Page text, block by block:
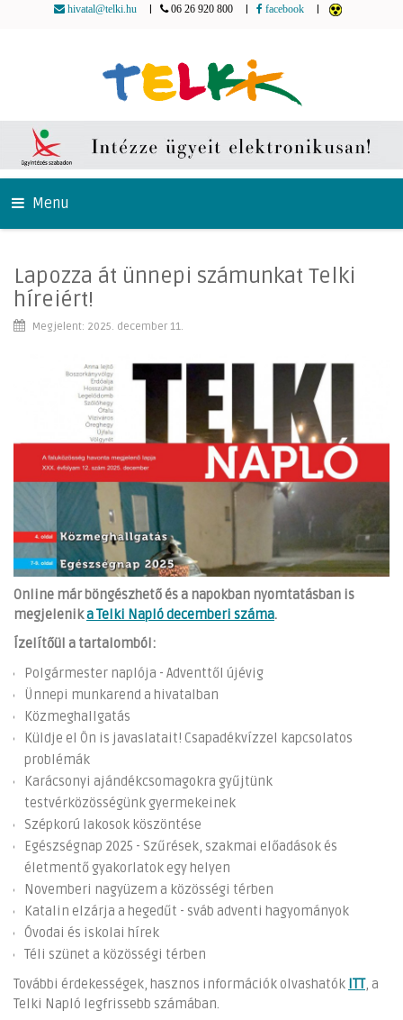
hivatal@telki.hu 06 26 920 800 facebook
Menu
Lapozza át ünnepi számunkat Telki
híreiért!
Megjelent: 2025. december 11.
Online már böngészhető és a napokban nyomtatásban is
megjelenika Telki Napló decemberi száma.
Ízelítőül a tartalomból:
Polgármester naplója - Adventtől újévig
Ünnepi munkarend a hivatalban
Közmeghallgatás
Küldje el Ön is javaslatait! Csapadékvízzel kapcsolatos
problémák
Karácsonyi ajándékcsomagokra gyűjtünk
testvérközösségünk gyermekeinek
Szépkorú lakosok köszöntése
Egészségnap 2025 - Szűrések, szakmai előadások és
életmentő gyakorlatok egy helyen
Novemberi nagyüzem a közösségi térben
Katalin elzárja a hegedűt - sváb adventi hagyományok
Óvodai és iskolai hírek
Téli szünet a közösségi térben
További érdekességek, hasznos információk olvashatók ITT, a
Telki Napló legfrissebb számában.